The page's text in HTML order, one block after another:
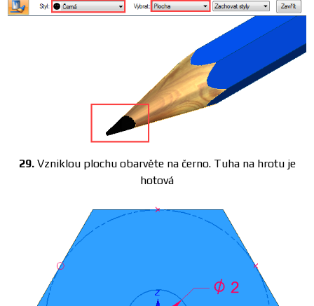
29.Vzniklou plochu obarvěte na černo. Tuha na hrotu je
hotová